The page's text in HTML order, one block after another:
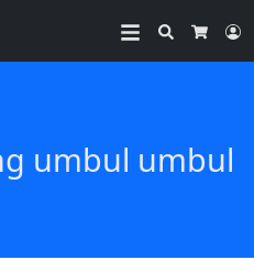
Search
umbul umbul